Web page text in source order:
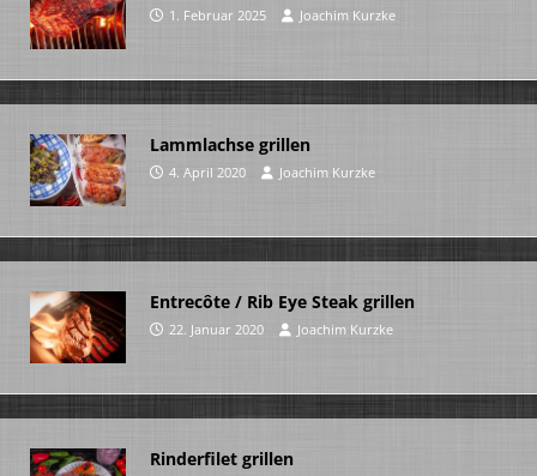
1. Februar 2025 Joachim Kurzke
Lammlachse grillen
4. April 2020 Joachim Kurzke
Entrecôte / Rib Eye Steak grillen
22. Januar 2020 Joachim Kurzke
Rinderfilet grillen